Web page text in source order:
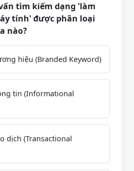
tìm kiếm dạng 'làm
tính' được phân loại
nào?
hiệu (Branded Keyword)
tin (Informational
dịch (Transactional